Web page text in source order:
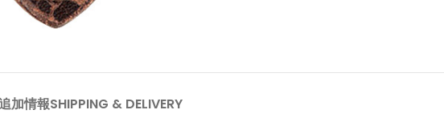
加情報SHIPPING & DELIVERY